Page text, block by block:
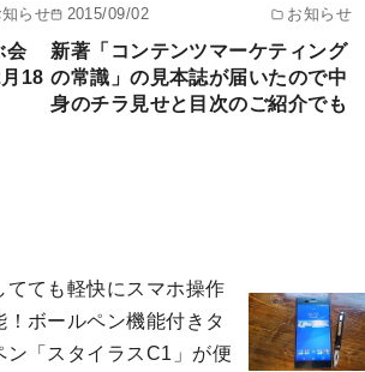
知らせ
会
18
2015/09/02 お知らせ
新著「コンテンツマーケティング
の常識」の見本誌が届いたので中
身のチラ見せと目次のご紹介でも
てても軽快にスマホ操作
！ボールペン機能付きタ
ン「スタイラスC1」が便